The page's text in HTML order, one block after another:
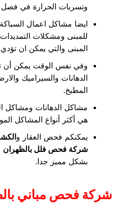
وتسربات الحرارة في
ايضا مشاكل اعمال السباكة
للمبنى ومشكلات
المبنى والتي يمكن ان
وفي نفس الوقت يمكن
الدهانات والسيراميك
المطبخ.
مشاكل الدهانات ومشاكل
هي أكثر أنواع المشاكل
يمكنكم فحص العقار و
شركة فحص فلل بالظهران
بشكل مميز جدا.
شركة فحص مباني